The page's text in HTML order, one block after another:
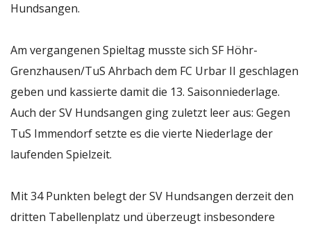
Hundsangen.
Am vergangenen Spieltag musste sich SF Höhr-
Grenzhausen/TuS Ahrbach dem FC Urbar II geschlagen
geben und kassierte damit die 13. Saisonniederlage.
Auch der SV Hundsangen ging zuletzt leer aus: Gegen
TuS Immendorf setzte es die vierte Niederlage der
laufenden Spielzeit.
Mit 34 Punkten belegt der SV Hundsangen derzeit den
dritten Tabellenplatz und überzeugt insbesondere